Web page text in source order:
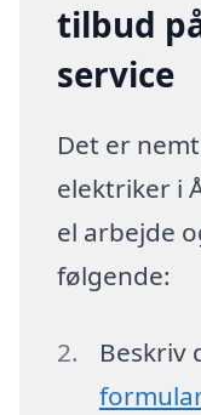
tilbud
service
Det er
elektriker i
el arbejde
følgende:
Beskriv